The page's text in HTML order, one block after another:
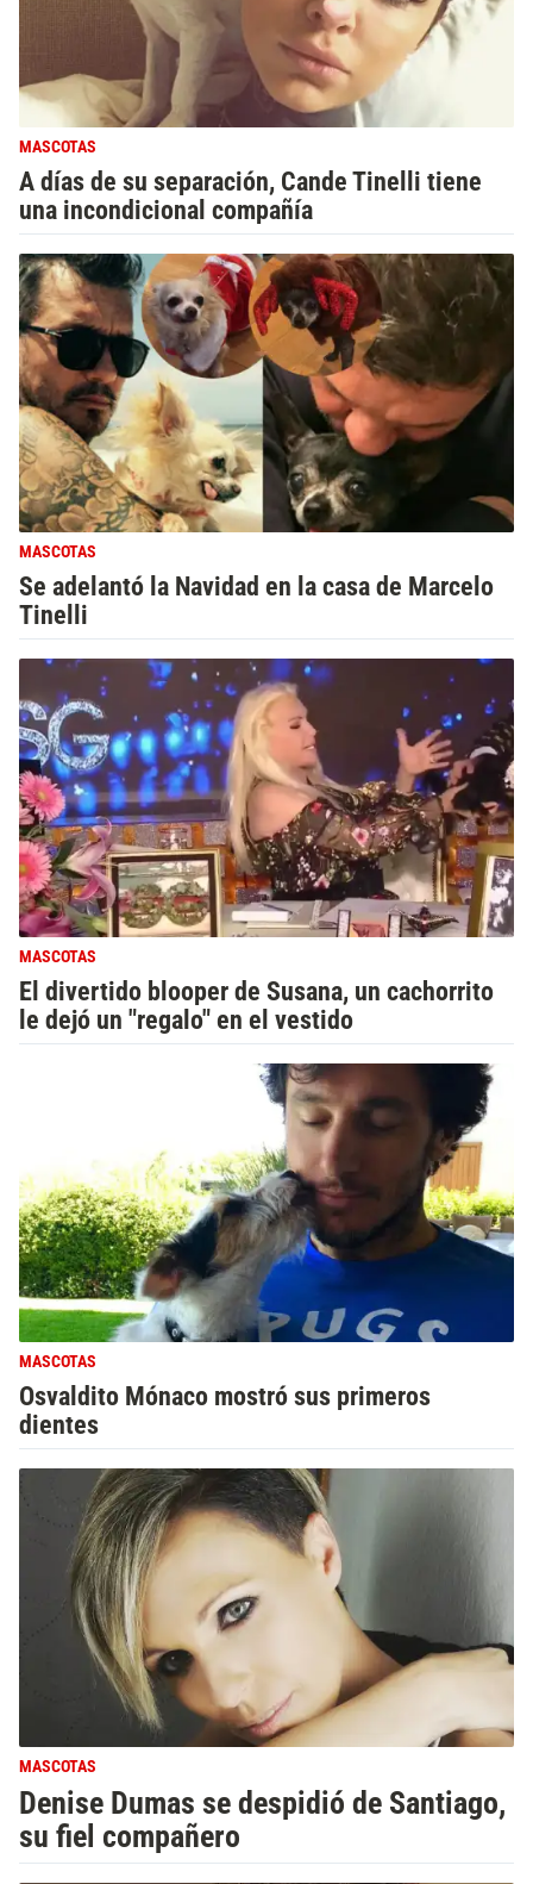
MASCOTAS
A días de su separación, Cande Tinelli tiene
una incondicional compañía
MASCOTAS
Se adelantó la Navidad en la casa de Marcelo
Tinelli
MASCOTAS
El divertido blooper de Susana, un cachorrito
le dejó un "regalo" en el vestido
MASCOTAS
Osvaldito Mónaco mostró sus primeros
dientes
MASCOTAS
Denise Dumas se despidió de Santiago,
su fiel compañero